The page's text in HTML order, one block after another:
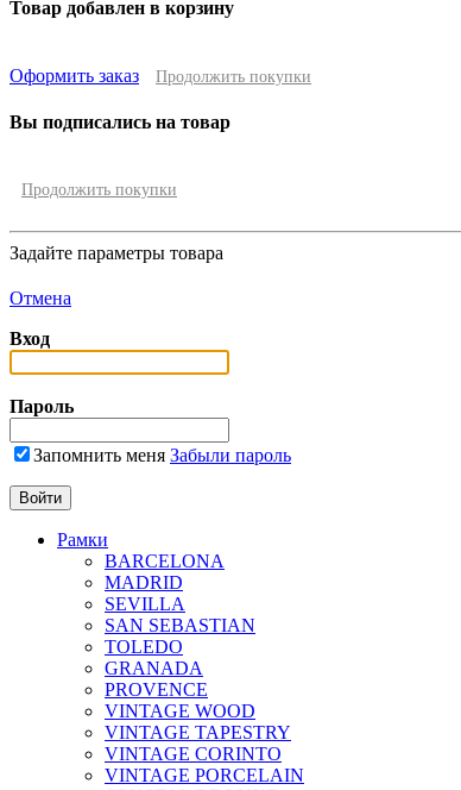
Товар добавлен в корзину
Оформить заказ Продолжить покупки
Вы подписались на товар
Продолжить покупки
Задайте параметры товара
Отмена
Вход
Пароль
Запомнить меня Забыли пароль
Рамки
BARCELONA
MADRID
SEVILLA
SAN SEBASTIAN
TOLEDO
GRANADA
PROVENCE
VINTAGE WOOD
VINTAGE TAPESTRY
VINTAGE CORINTO
VINTAGE PORCELAIN